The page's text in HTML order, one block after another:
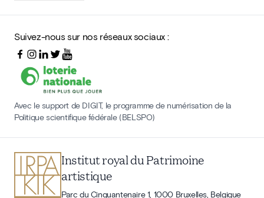
Suivez-nous sur nos réseaux sociaux :
Avec le support de DIGIT, le programme de numérisation de la
Politique scientifique fédérale (BELSPO)
Institut royal du Patrimoine
artistique
Parc du Cinquantenaire 1, 1000 Bruxelles, Belgique